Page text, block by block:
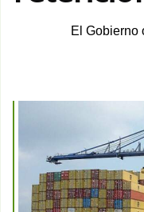
El Gobierno